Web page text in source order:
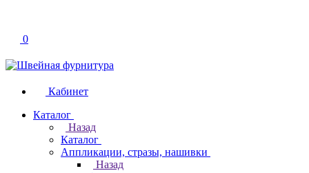
0
Кабинет
Каталог
Назад
Каталог
Аппликации, стразы, нашивки
Назад